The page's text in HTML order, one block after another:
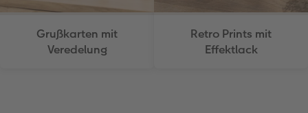
Grußkarten mit
Veredelung
Retro Prints mit
Effektlack